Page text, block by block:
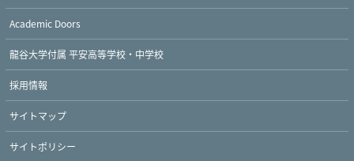
Academic Doors
龍谷大学付属 平安高等学校・中学校
採用情報
サイトマップ
サイトポリシー